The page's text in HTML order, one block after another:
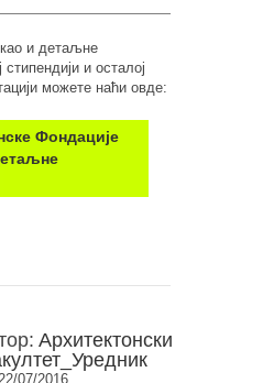
и детаљне
и осталој
можете наћи овде:
Фондације
Архитектонски
07/2016